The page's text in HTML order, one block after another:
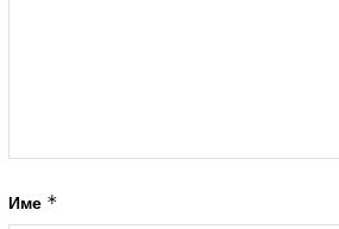
Име *